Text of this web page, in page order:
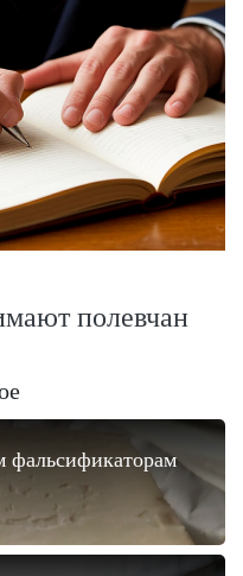
полевчан
фальсификаторам